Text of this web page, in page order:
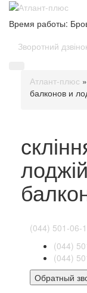
Время работы:
Зворотний
Атлант-плюс »
балконов и
(044) 501-06-
(044)
(044)
Обратный